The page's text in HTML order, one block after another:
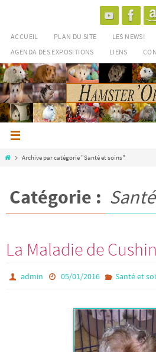
contenu
ACCUEIL PLAN DU SITE LES NEWS!
AGENDA DES EXPOSITIONS
LIENS
HomeArchive par catégorie "Santé et soins"
Catégorie :
La Maladie de
admin 05/01/2016 Santé et